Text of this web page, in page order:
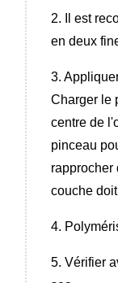
2. Il est
en deux
3.
Charger le
centre de
pinceau
rapprocher
couche
4.
5. Vérifier